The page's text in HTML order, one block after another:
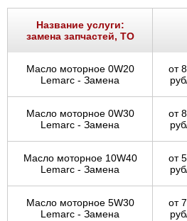
Название услуги:
замена запчастей, ТО
Масло моторное 0W20
Lemarc - Замена
от
Масло моторное 0W30
Lemarc - Замена
от
Масло моторное 10W40
Lemarc - Замена
от
Масло моторное 5W30
Lemarc - Замена
от